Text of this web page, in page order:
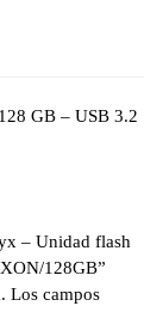
GB – USB 3.2
– Unidad flash
128GB”
Los campos